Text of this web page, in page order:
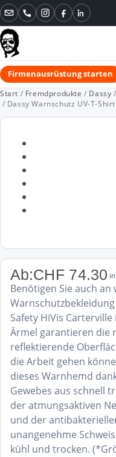
Instagram
FacebookLinkedIn
Firmenausrüstung starten
Start / Fremdprodukte / Dassy
/ Dassy Warnschutz UV-T-
Ab:CHF74.30
Benötigen Sie auch an
Warnschutzbekleidung
Safety HiVis
Ärmel garantieren die
reflektierende
die Arbeit gehen
dieses Warnhemd
Gewebes aus schnell
der atmungsaktiven
und der
unangenehme
kühl und trocken.